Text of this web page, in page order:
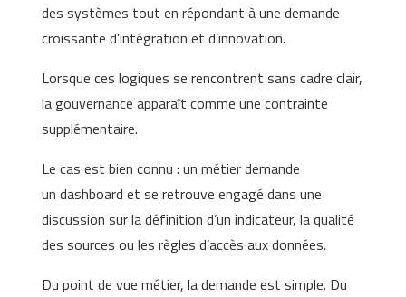
des systèmes tout en répondant à une demande
croissante d’intégration et d’innovation.
Lorsque ces logiques se rencontrent sans cadre clair,
la gouvernance apparaît comme une contrainte
supplémentaire.
Le cas est bien connu : un métier demande
un dashboard et se retrouve engagé dans une
discussion sur la définition d’un indicateur, la qualité
des sources ou les règles d’accès aux données.
Du point de vue métier, la demande est simple. Du